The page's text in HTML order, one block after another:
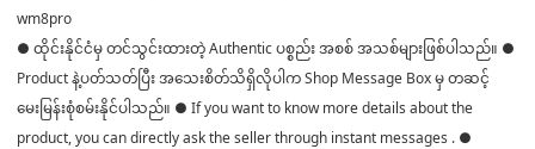
wm8pro
● ထိုင်းနိုင်ငံမှ တင်သွင်းထားတဲ့ Authentic ပစ္စည်း အစစ် အသစ်များဖြစ်ပါသည်။ ●
Product နဲ့ပတ်သတ်ပြီး အသေးစိတ်သိရှိလိုပါက Shop Message Box မှ တဆင့်
မေးမြန်းစုံစမ်းနိုင်ပါသည်။ ● If you want to know more details about the
product, you can directly ask the seller through instant messages . ●